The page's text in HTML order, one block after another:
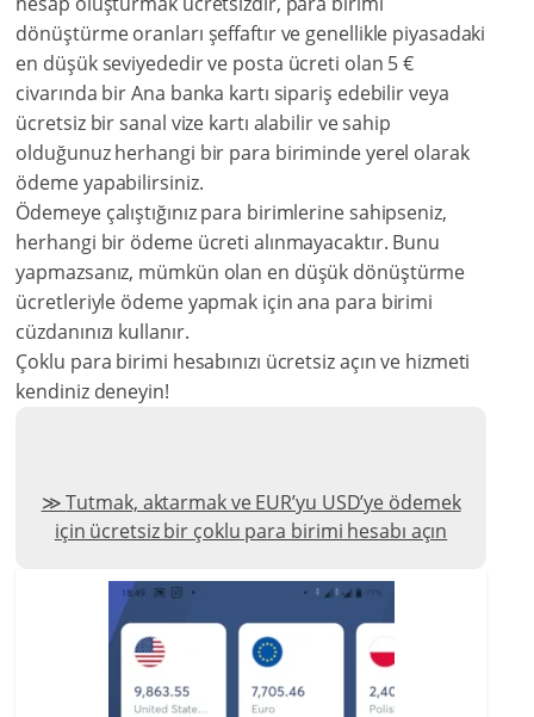
dönüştürme oranları şeffaftır ve genellikle piyasadaki
en düşük seviyededir ve posta ücreti olan 5 €
civarında bir Ana banka kartı sipariş edebilir veya
ücretsiz bir sanal vize kartı alabilir ve sahip
olduğunuz herhangi bir para biriminde yerel olarak
ödeme yapabilirsiniz.
Ödemeye çalıştığınız para birimlerine sahipseniz,
herhangi bir ödeme ücreti alınmayacaktır. Bunu
yapmazsanız, mümkün olan en düşük dönüştürme
ücretleriyle ödeme yapmak için ana para birimi
cüzdanınızı kullanır.
Çoklu para birimi hesabınızı ücretsiz açın ve hizmeti
kendiniz deneyin!
Tutmak, aktarmak ve EUR’yu USD’ye ödemek
için ücretsiz bir çoklu para birimi hesabı açın